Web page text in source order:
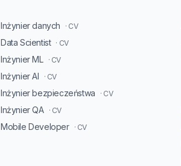
Inżynier danych · CV
Data Scientist · CV
Inżynier ML · CV
Inżynier AI · CV
Inżynier bezpieczeństwa · CV
Inżynier QA · CV
Mobile Developer · CV